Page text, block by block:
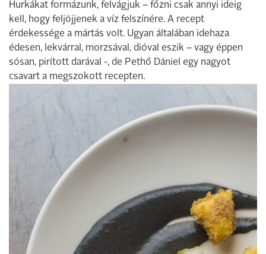
Hurkákat formázunk, felvágjuk – főzni csak annyi ideig
kell, hogy feljöjjenek a víz felszínére. A recept
érdekessége a mártás volt. Ugyan általában idehaza
édesen, lekvárral, morzsával, dióval eszik – vagy éppen
sósan, pirított darával -, de Pethő Dániel egy nagyot
csavart a megszokott recepten.